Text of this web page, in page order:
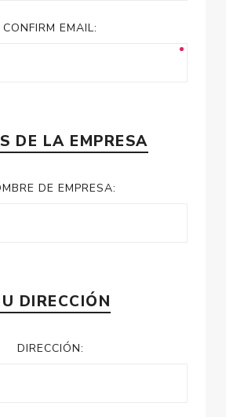
CONFIRM EMAIL:
DE LA EMPRESA
DE EMPRESA:
DIRECCIÓN
DIRECCIÓN: